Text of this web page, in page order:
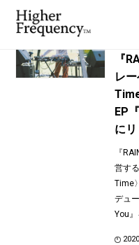
TAG: sauce81
『
レ
EP
に
『
営す
Time
デュ
You